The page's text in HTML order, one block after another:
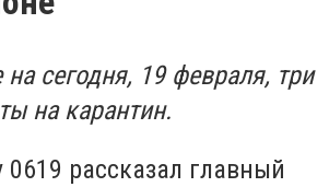
сегодня, 19 февраля, три
на карантин.
0619 рассказал главный